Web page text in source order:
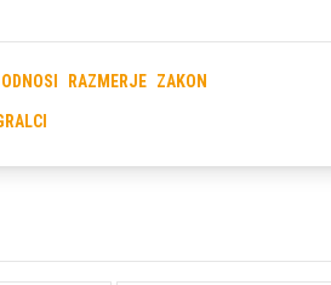
ODNOSI RAZMERJE ZAKON